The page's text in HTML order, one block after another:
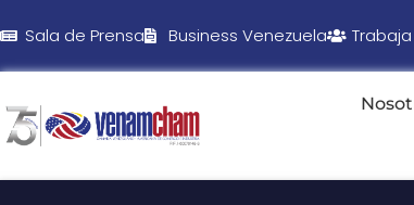
Sala de Prensa Business Venezuela